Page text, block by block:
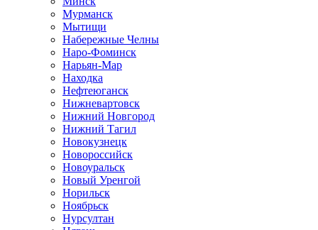
Мурманск
Мытищи
Набережные Челны
Наро-Фоминск
Нарьян-Мар
Находка
Нефтеюганск
Нижневартовск
Нижний Новгород
Нижний Тагил
Новокузнецк
Новороссийск
Новоуральск
Новый Уренгой
Норильск
Ноябрьск
Нурсултан